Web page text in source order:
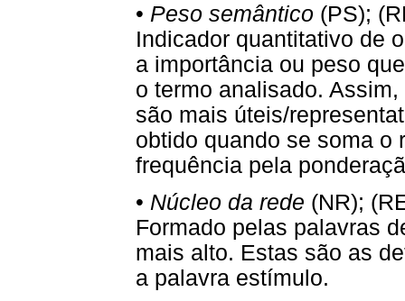
• Peso semântico (PS);
Indicador quantitativo de
a importância ou peso
o termo analisado.
são mais úteis/
obtido quando se soma o
frequência pela
• Núcleo da rede (NR);
Formado pelas palavras
mais alto. Estas são as
a palavra estímulo.